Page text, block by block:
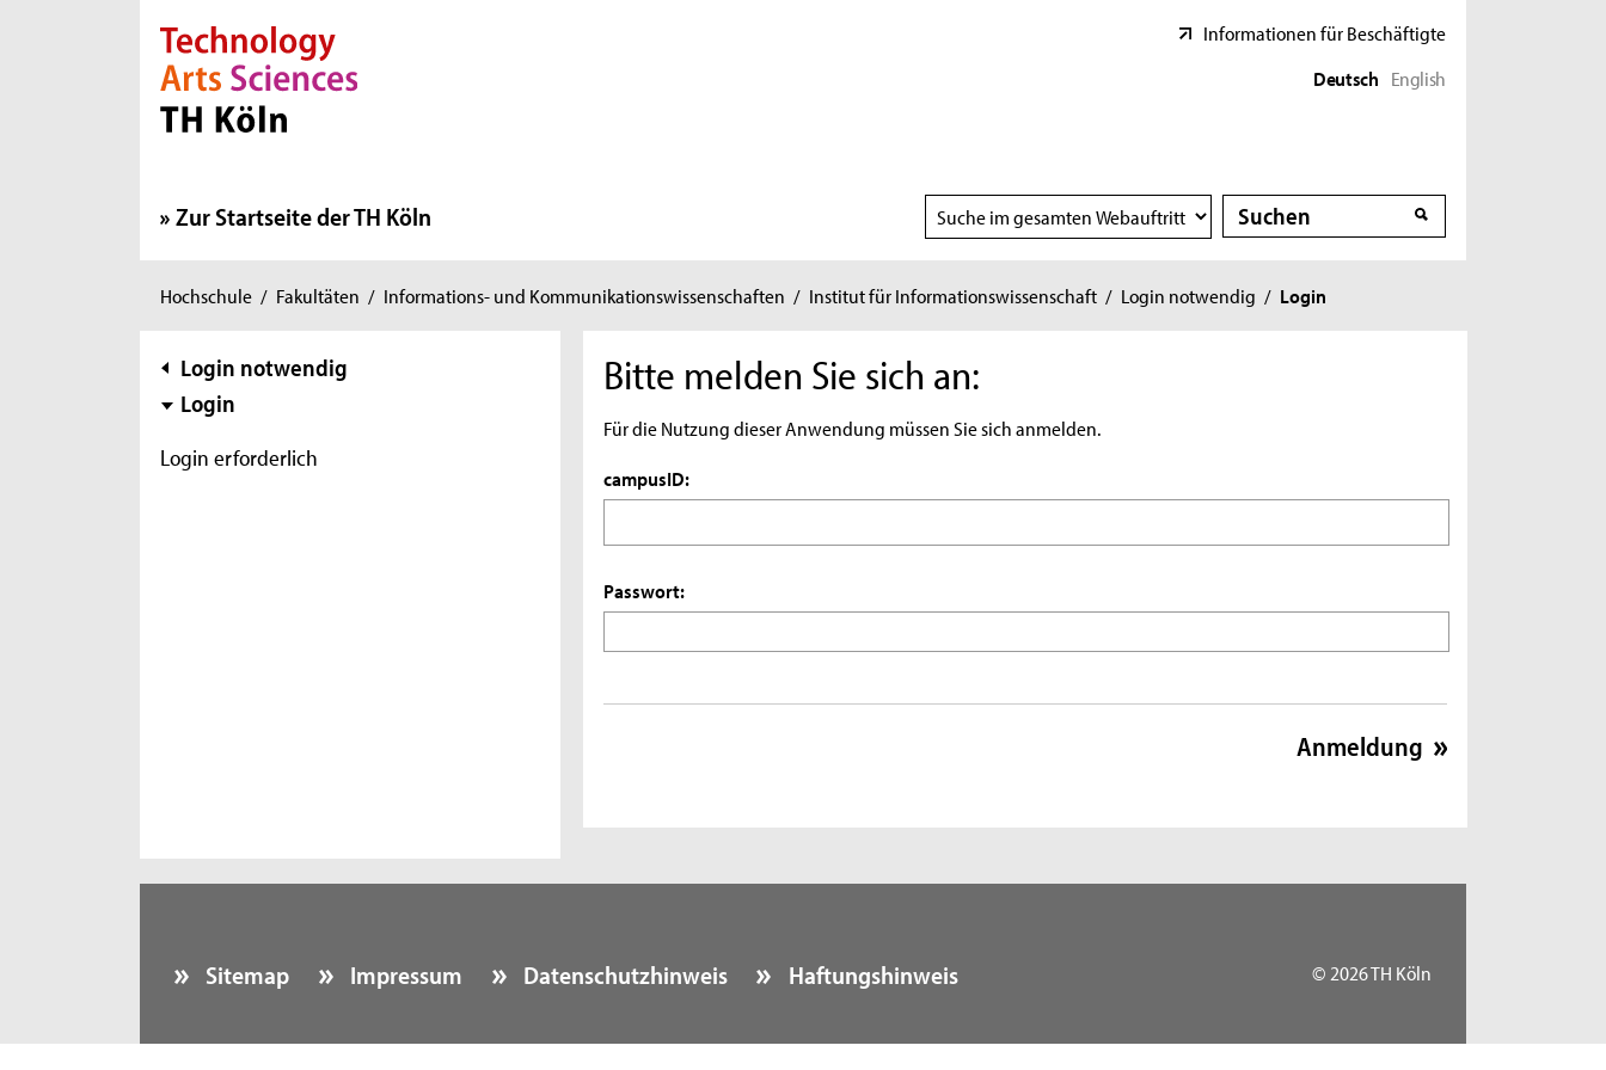
Direkt zur Hauptnavigation
Direkt zur Subnavigation
Direkt zum Inhalt
Direkt zum Fußbereich
Informationen für Beschäftigte
Deutsch English
Zur Startseite der TH Köln
Suchbereich
wählen
Suche
Suche
Sie
hier:
Hochschule / Fakultäten / Informations- und Kommunikationswissenschaften / Institut für Informationswissenschaft / Login notwendig / Login
Subnavigation
Login notwendig
Login
Login erforderlich
Bitte melden Sie sich an:
Für die Nutzung dieser Anwendung müssen Sie sich anmelden.
campusID:
Passwort:
Sitemap Impressum Datenschutzhinweis Haftungshinweis © 2026 TH Köln